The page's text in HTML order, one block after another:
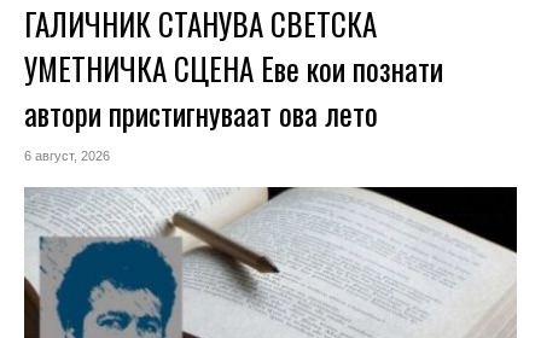
ГАЛИЧНИК СТАНУВА СВЕТСКА
УМЕТНИЧКА СЦЕНА Еве кои познати
автори пристигнуваат ова лето
6 август, 2026